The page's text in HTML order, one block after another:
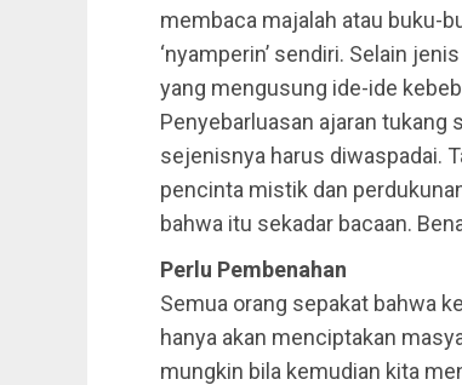
membaca majalah atau buku-
‘nyamperin’ sendiri. Selain
yang mengusung ide-ide
Penyebarluasan ajaran
sejenisnya harus diwaspadai.
pencinta mistik dan
bahwa itu sekadar bacaan.
Perlu Pembenahan
Semua orang sepakat bahwa
hanya akan menciptakan
mungkin bila kemudian kita